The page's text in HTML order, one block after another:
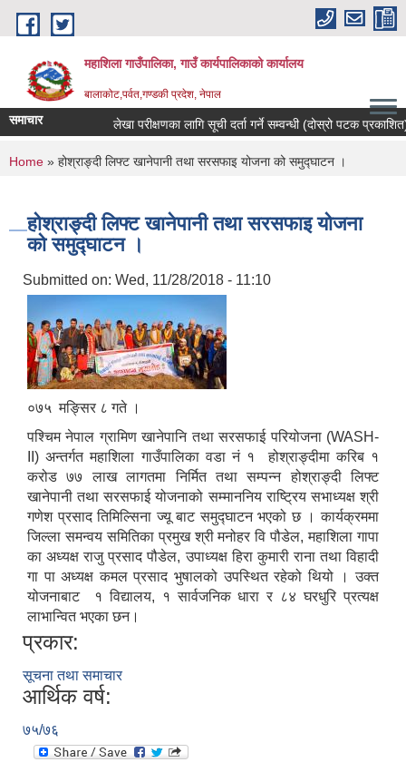
Skip to main content
महाशिला गाउँपालिका, गाउँ कार्यपालिकाको कार्यालय
बालाकोट,पर्वत,गण्डकी प्रदेश, नेपाल
समाचार लेखा परीक्षणका लागि सूची दर्ता गर्ने सम्वन्धी (दोस्रो पटक
You are here
Home » होश्राङ्दी लिफ्ट खानेपानी तथा सरसफाइ योजना को समुद्घाटन ।
होश्राङ्दी लिफ्ट खानेपानी तथा सरसफाइ योजना
को समुद्घाटन ।
Submitted on: Wed, 11/28/2018 - 11:10
०७५ मङ्सिर ८ गते ।
पश्चिम नेपाल ग्रामिण खानेपानि तथा सरसफाई परियोजना (WASH-
II) अन्तर्गत महाशिला गाउँपालिका वडा नं १ होश्राङ्दीमा करिब १
करोड ७७ लाख लागतमा निर्मित तथा सम्पन्न होश्राङ्दी लिफ्ट
खानेपानी तथा सरसफाई योजनाको सम्माननिय राष्ट्रिय सभाध्यक्ष श्री
गणेश प्रसाद तिमिल्सिना ज्यू बाट समुद्घाटन भएको छ । कार्यक्रममा
जिल्ला समन्वय समितिका प्रमुख श्री मनोहर वि पौडेल, महाशिला गापा
का अध्यक्ष राजु प्रसाद पौडेल, उपाध्यक्ष हिरा कुमारी राना तथा विहादी
गा पा अध्यक्ष कमल प्रसाद भुषालको उपस्थित रहेको थियो । उक्त
योजनाबाट १ विद्यालय, १ सार्वजनिक धारा र ८४ घरधुरि प्रत्यक्ष
लाभान्वित भएका छन।
प्रकार:
सूचना तथा समाचार
आर्थिक वर्ष:
७५/७६